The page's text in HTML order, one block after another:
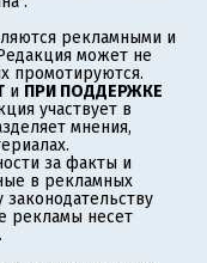
рекламными и
может не
промотируются.
и ПРИ ПОДДЕРЖКЕ
участвует в
мнения,
за факты и
в рекламных
законодательству
рекламы несет